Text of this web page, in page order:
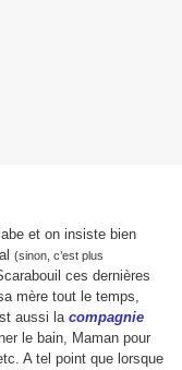
et on insiste bien
(sinon, c’est plus
ces dernières
mère tout le temps,
aussi la compagnie
le bain, Maman pour
A tel point que lorsque